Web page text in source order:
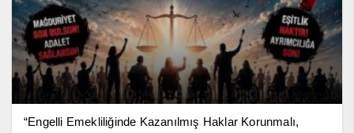
“Engelli Emekliliğinde Kazanılmış Haklar Korunmalı,